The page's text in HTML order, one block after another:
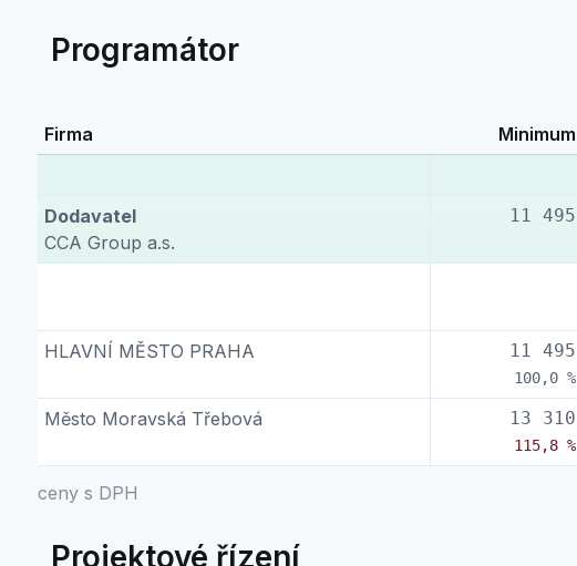
Programátor
ceny s DPH
Firma Minimum
Dodavatel
CCA Group a.s.
11 495
HLAVNÍ MĚSTO PRAHA
11 495
100,0 %
Město Moravská Třebová 13 310
115,8 %
Projektové řízení